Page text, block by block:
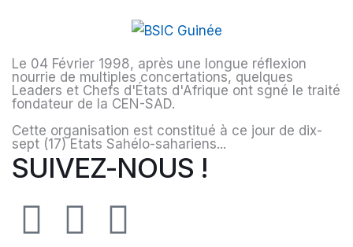
Le 04 Février 1998, après une longue réflexion
nourrie de multiples concertations, quelques
Leaders et Chefs d'États d'Afrique ont sgné le traité
fondateur de la CEN-SAD.
Cette organisation est constitué à ce jour de dix-
sept (17) Etats Sahélo-sahariens...
SUIVEZ-NOUS !